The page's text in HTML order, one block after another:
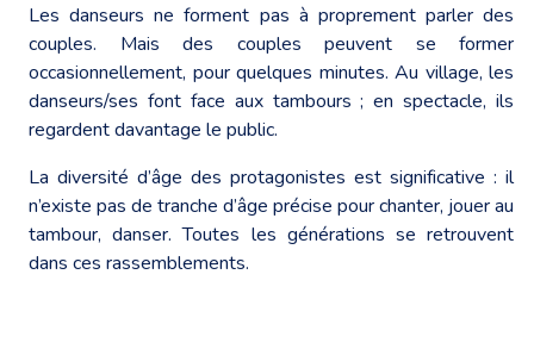
Les danseurs ne forment pas à proprement parler des
couples. Mais des couples peuvent se former
occasionnellement, pour quelques minutes. Au village, les
danseurs/ses font face aux tambours ; en spectacle, ils
regardent davantage le public.
La diversité d’âge des protagonistes est significative : il
n’existe pas de tranche d’âge précise pour chanter, jouer au
tambour, danser. Toutes les générations se retrouvent
dans ces rassemblements.